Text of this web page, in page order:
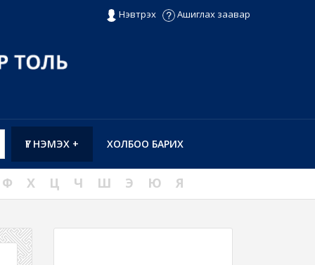
Нэвтрэх Ашиглах заавар
ХОЛБОО БАРИХ
ҮГ НЭМЭХ +
Ф Х Ц Ч Ш Э Ю Я